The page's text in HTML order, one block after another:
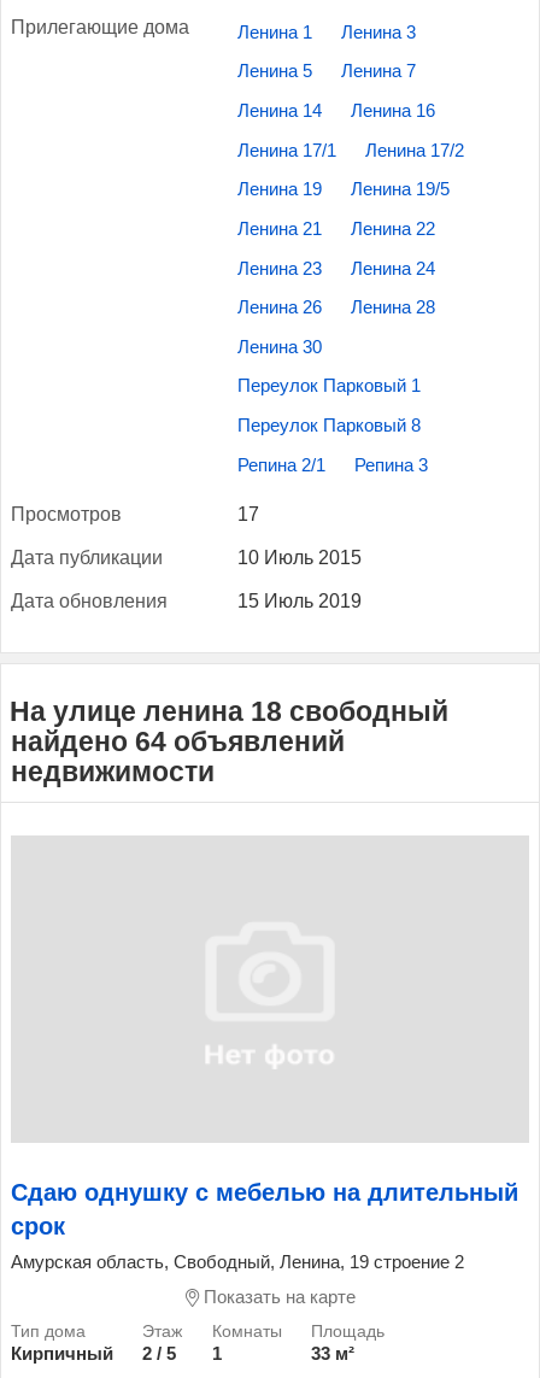
При­лега­ющие до­ма Ленина 1 Ленина 3
Ленина 5 Ленина 7
Ленина 14 Ленина 16
Ленина 17/1 Ленина 17/2
Ленина 19 Ленина 19/5
Ленина 21 Ленина 22
Ленина 23 Ленина 24
Ленина 26 Ленина 28
Ленина 30
Переулок Парковый 1
Переулок Парковый 8
Репина 2/1 Репина 3
Прос­мотров 17
Да­та пуб­ли­кации 10 Июль 2015
Да­та об­новле­ния 15 Июль 2019
На улице ленина 18 свободный
найдено 64 объявлений
недвижимости
Сдаю однушку с мебелью на длительный
срок
Амурская область, Свободный, Ленина, 19 строение 2
Показать на карте
Кирпичный 2 / 5 1
33 м²